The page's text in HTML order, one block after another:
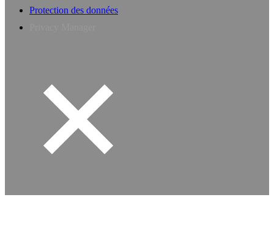
Protection des données